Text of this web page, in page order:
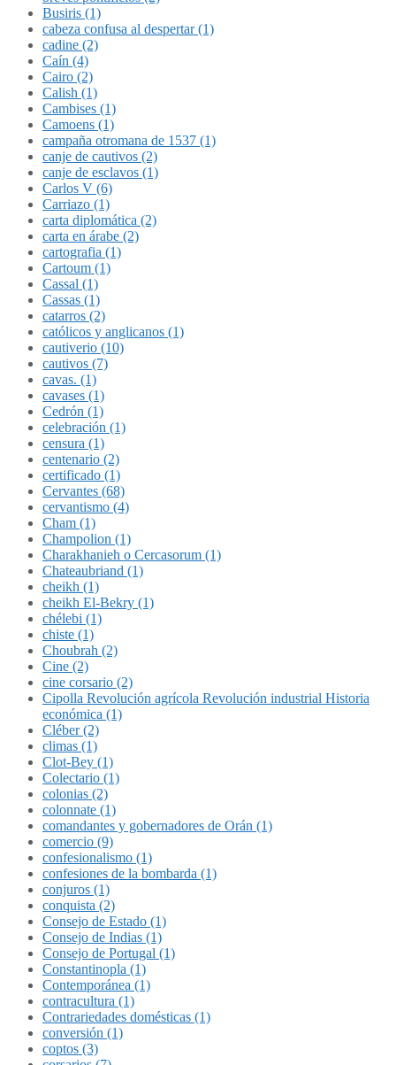
Busiris (1)
cabeza confusa al despertar (1)
cadine (2)
Caín (4)
Cairo (2)
Calish (1)
Cambises (1)
Camoens (1)
campaña otromana de 1537 (1)
canje de cautivos (2)
canje de esclavos (1)
Carlos V (6)
Carriazo (1)
carta diplomática (2)
carta en árabe (2)
cartografia (1)
Cartoum (1)
Cassal (1)
Cassas (1)
catarros (2)
católicos y anglicanos (1)
cautiverio (10)
cautivos (7)
cavas. (1)
cavases (1)
Cedrón (1)
celebración (1)
censura (1)
centenario (2)
certificado (1)
Cervantes (68)
cervantismo (4)
Cham (1)
Champolion (1)
Charakhanieh o Cercasorum (1)
Chateaubriand (1)
cheikh (1)
cheikh El-Bekry (1)
chélebi (1)
chiste (1)
Choubrah (2)
Cine (2)
cine corsario (2)
Cipolla Revolución agrícola Revolución industrial Historia
económica (1)
Cléber (2)
climas (1)
Clot-Bey (1)
Colectario (1)
colonias (2)
colonnate (1)
comandantes y gobernadores de Orán (1)
comercio (9)
confesionalismo (1)
confesiones de la bombarda (1)
conjuros (1)
conquista (2)
Consejo de Estado (1)
Consejo de Indias (1)
Consejo de Portugal (1)
Constantinopla (1)
Contemporánea (1)
contracultura (1)
Contrariedades domésticas (1)
conversión (1)
coptos (3)